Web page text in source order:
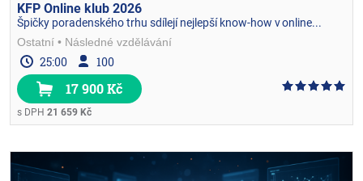
KFP Online klub 2026
Špičky poradenského trhu sdílejí nejlepší know-how v online...
Ostatní
Následné vzdělávání
25:00 100
17 900 Kč
s DPH 21 659 Kč